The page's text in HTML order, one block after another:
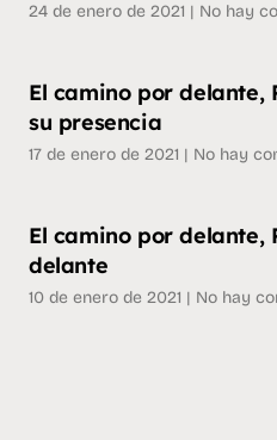
24 de enero de 2021 No hay
El camino por delante,
su presencia
17 de enero de 2021 No hay
El camino por delante,
delante
10 de enero de 2021 No hay